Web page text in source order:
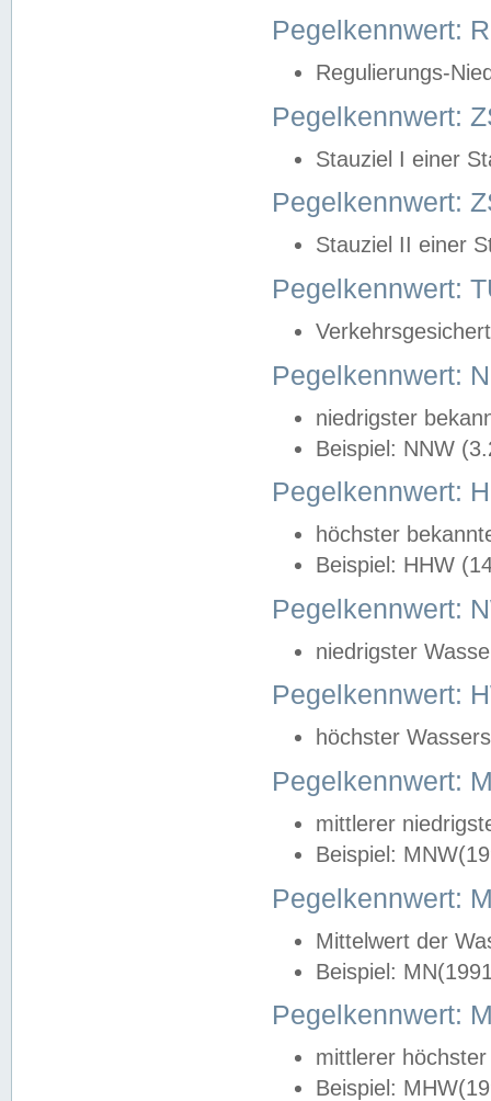
Pegelkennwert:
Regulierungs-
Pegelkennwert:
Stauziel I einer
Pegelkennwert:
Stauziel II einer
Pegelkennwert:
Pegelkennwert:
niedrigster
Beispiel: NNW
Pegelkennwert:
höchster
Beispiel: HHW
Pegelkennwert:
niedrigster
Pegelkennwert:
höchster
Pegelkennwert:
mittlerer
Beispiel:
Pegelkennwert:
Mittelwert der
Beispiel:
Pegelkennwert:
mittlerer
Beispiel: